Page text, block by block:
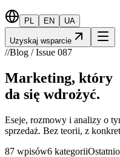
PL EN UA
Uzyskaj wsparcie
//Blog / Issue 087
Marketing, który
da się wdrożyć.
Eseje, rozmowy i analizy o
sprzedaż. Bez teorii, z
87 wpisów6 kategorii